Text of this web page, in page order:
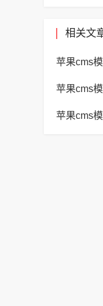
相关文
苹果cms